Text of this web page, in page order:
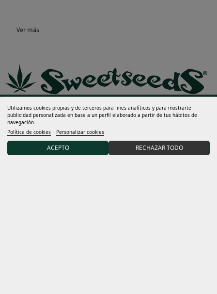
Ayuda
Mucho más
Utilizamos cookies propias y de terceros para fines analíticos y para mostrarte
publicidad personalizada en base a un perfil elaborado a partir de tus hábitos de
navegación.
Política de cookies
Personalizar cookies
RECHAZAR TODO
ACEPTO